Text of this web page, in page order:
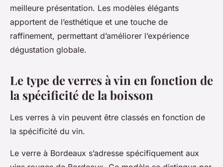
meilleure présentation. Les modèles élégants
apportent de l’esthétique et une touche de
raffinement, permettant d’améliorer l’expérience
dégustation globale.
Le type de verres à vin en fonction de
la spécificité de la boisson
Les verres à vin peuvent être classés en fonction de
la spécificité du vin.
Le verre à Bordeaux s’adresse spécifiquement aux